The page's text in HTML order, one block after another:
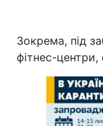
Зокрема, під
фітнес-